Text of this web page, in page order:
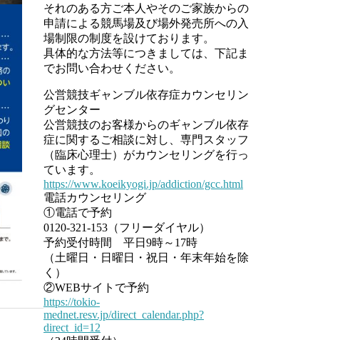
それのある方ご本人やそのご家族からの
申請による競馬場及び場外発売所への入
場制限の制度を設けております。
具体的な方法等につきましては、下記ま
でお問い合わせください。
公営競技ギャンブル依存症カウンセリン
グセンター
公営競技のお客様からのギャンブル依存
症に関するご相談に対し、専門スタッフ
（臨床心理士）がカウンセリングを行っ
ています。
https://www.koeikyogi.jp/addiction/gcc.html
電話カウンセリング
①電話で予約
0120-321-153（フリーダイヤル）
予約受付時間 平日9時～17時
（土曜日・日曜日・祝日・年末年始を除
く）
②WEBサイトで予約
https://tokio-
mednet.resv.jp/direct_calendar.php?
direct_id=12